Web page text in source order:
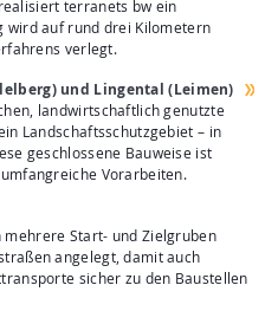
realisiert terranets bw ein
wird auf rund drei Kilometern
verlegt.
und Lingental (Leimen)
landwirtschaftlich genutzte
Landschaftsschutzgebiet – in
geschlossene Bauweise ist
Vorarbeiten.
Start- und Zielgruben
angelegt, damit auch
sicher zu den Baustellen